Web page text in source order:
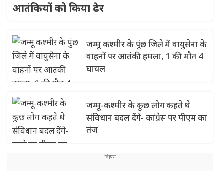
आतंकियों को किया ढेर
जम्मू कश्मीर के पुंछ जिले में वायुसेना के
वाहनों पर आतंकी हमला, 1 की मौत 4
घायल
जम्मू-कश्मीर के कुछ लोग कहते थे
संविधान बदल देंगे- कांग्रेस पर पीएम का
तंज